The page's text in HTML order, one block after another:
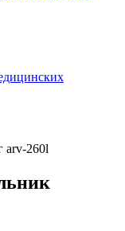
arv-260l